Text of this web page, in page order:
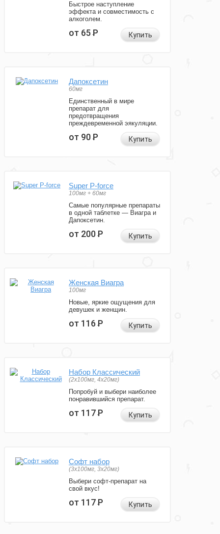
Быстрое наступление
эффекта и совместимость с
алкоголем.
от 65Р Купить
Дапоксетин
60мг
Единственный в мире
препарат для
предотвращения
преждевременной эякуляции.
от 90Р Купить
Super P-force
100мг + 60мг
Самые популярные препараты
в одной таблетке — Виагра и
Дапоксетин.
от 200Р Купить
Женская Виагра
100мг
Новые, яркие ощущения для
девушек и женщин.
от 116Р Купить
Набор Классический
(2x100мг, 4x20мг)
Попробуй и выбери наиболее
понравившийся препарат.
от 117Р Купить
Софт набор
(3x100мг, 3x20мг)
Выбери софт-препарат на
свой вкус!
от 117Р Купить